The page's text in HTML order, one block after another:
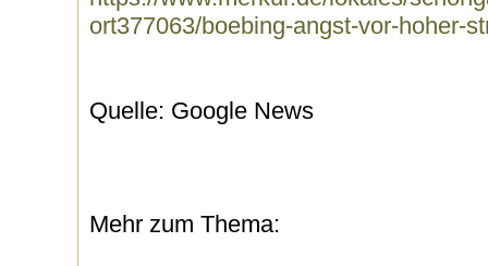
ort377063/boebing-angst-vor-hoher-
Quelle: Google News
Mehr zum Thema: